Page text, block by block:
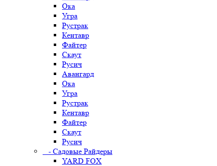
Ока
Угра
Рустрак
Кентавр
Файтер
Скаут
Русич
Авангард
Ока
Угра
Рустрак
Кентавр
Файтер
Скаут
Русич
- Садовые Райдеры
YARD FOX